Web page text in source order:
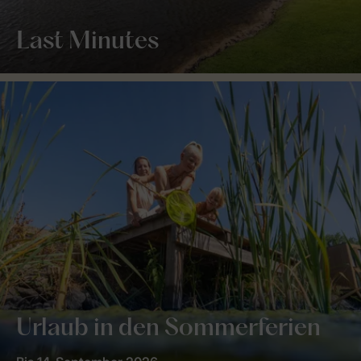
Last Minutes
Urlaub in den Sommerferien